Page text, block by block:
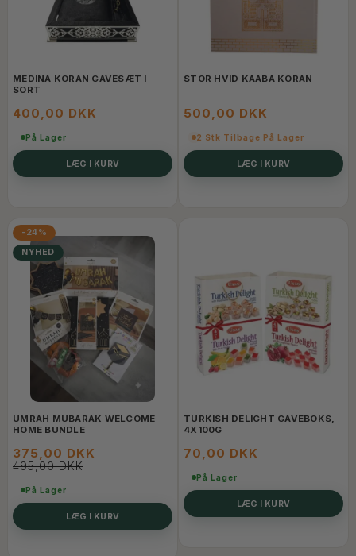
MEDINA KORAN GAVESÆT I
SORT
400,00 DKK
På Lager
LÆG I KURV
STOR HVID KAABA KORAN
500,00 DKK
2 Stk Tilbage På Lager
LÆG I KURV
-24%
NYHED
UMRAH MUBARAK WELCOME
HOME BUNDLE
375,00 DKK
495,00 DKK
På Lager
LÆG I KURV
TURKISH DELIGHT GAVEBOKS,
4X100G
70,00 DKK
På Lager
LÆG I KURV